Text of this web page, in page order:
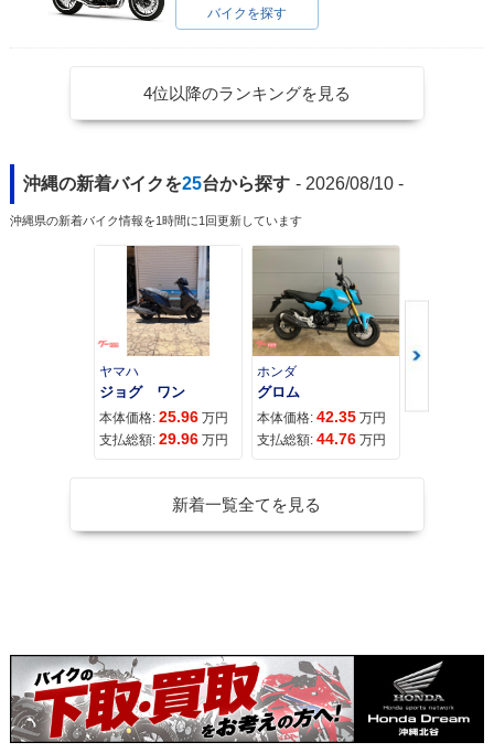
バイクを探す
4位以降のランキングを見る
沖縄の新着バイクを25台から探す - 2026/08/10 -
沖縄県の新着バイク情報を1時間に1回更新しています
ヤマハ
ジョグ ワン
本体価格: 25.96 万円
支払総額: 29.96 万円
ホンダ
グロム
本体価格: 42.35 万円
支払総額: 44.76 万円
新着一覧全てを見る